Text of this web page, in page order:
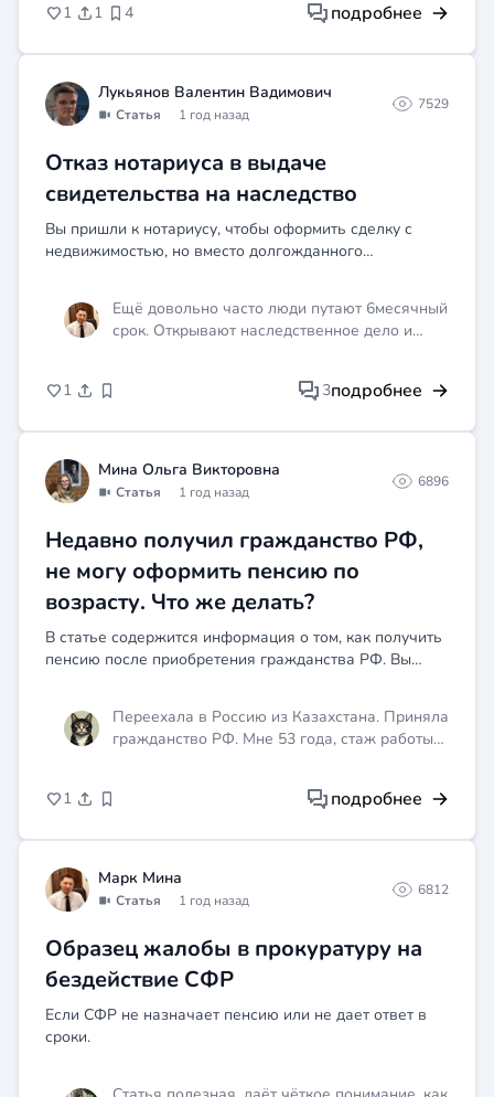
1 1 4 подробнее
Лукьянов Валентин Вадимович
Статья 1 год назад
7529
Отказ нотариуса в выдаче
свидетельства на наследство
Вы пришли к нотариусу, чтобы оформить сделку с
недвижимостью, но вместо долгожданного
Ещё довольно часто люди путают 6месячный
срок. Открывают наследственное дело и
Нигде ж не написано, что нотариус должен
1 3подробнее
Мина Ольга Викторовна
Статья 1 год назад
6896
Недавно получил гражданство РФ,
не могу оформить пенсию по
возрасту. Что же делать?
В статье содержится информация о том, как получить
пенсию после приобретения гражданства РФ. Вы
Переехала в Россию из Казахстана. Приняла
гражданство РФ. Мне 53 года, стаж работы
специальным? Во сколько лет мне выходить
1 подробнее
Марк Мина
Статья 1 год назад
6812
Образец жалобы в прокуратуру на
бездействие СФР
Если СФР не назначает пенсию или не дает ответ в
сроки.